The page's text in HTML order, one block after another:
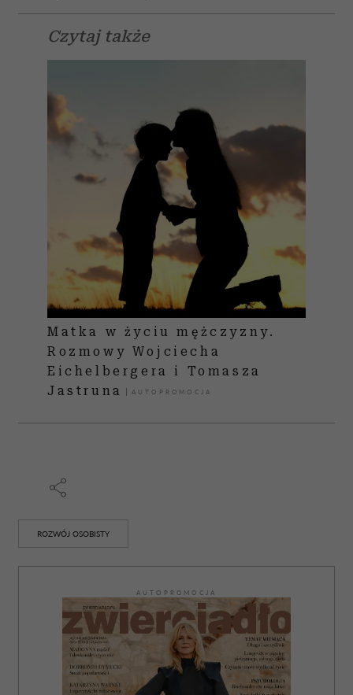
Czytaj także
Matka w życiu mężczyzny.
Rozmowy Wojciecha
Eichelbergera i Tomasza
Jastruna
ROZWÓJ OSOBISTY
AUTOPROMOCJA